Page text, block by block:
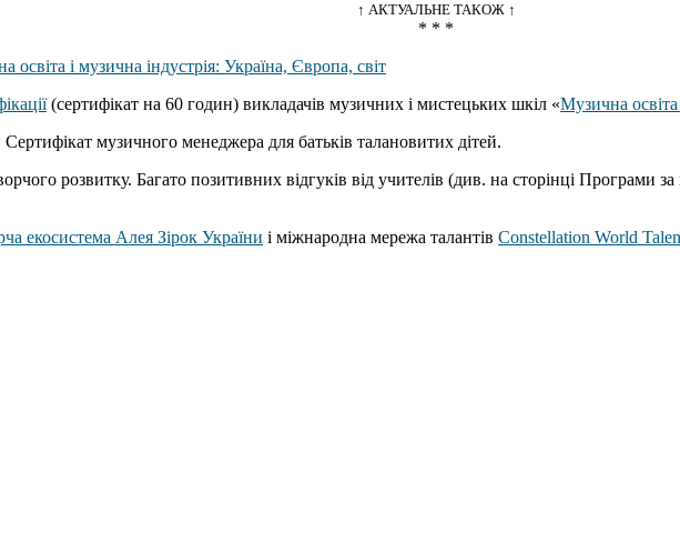
↑ АКТУАЛЬНЕ ТАКОЖ ↑
* * *
(сертифікат на 60 годин) викладачів музичних і мистецьких шкіл «Музична освіта
музичного менеджера для батьків талановитих дітей.
розвитку. Багато позитивних відгуків від учителів (див. на сторінці
екосистема Алея Зірок України і міжнародна мережа талантів Constellation World